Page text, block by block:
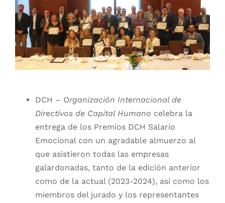
España
DCH – Organización Internacional de
Directivos de Capital Humano celebra la
entrega de los Premios DCH Salario
Emocional con un agradable almuerzo al
que asistieron todas las empresas
galardonadas, tanto de la edición anterior
como de la actual (2023-2024), así como los
miembros del jurado y los representantes